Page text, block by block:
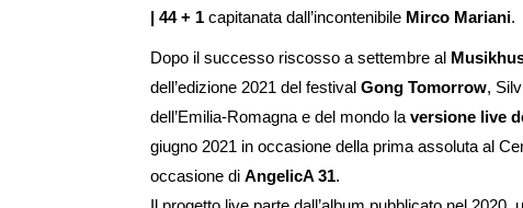
| 44 + 1 capitanata dall’incontenibile Mirco Mariani.
Dopo il successo riscosso a settembre al
dell’edizione 2021 del festival Gong Tomorrow,
dell’Emilia-Romagna e del mondo la versione live
giugno 2021 in occasione della prima assoluta al
occasione di AngelicA 31.